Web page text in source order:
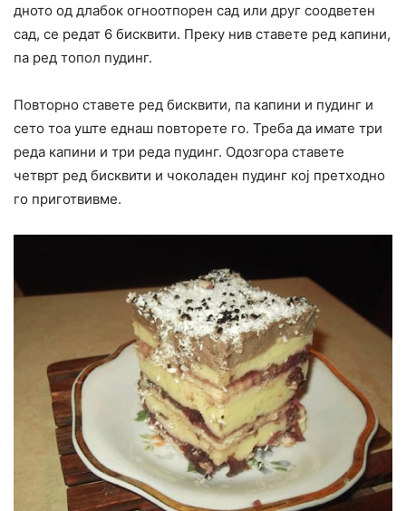
дното од длабок огноотпорен сад или друг соодветен
сад, се редат 6 бисквити. Преку нив ставете ред капини,
па ред топол пудинг.
Повторно ставете ред бисквити, па капини и пудинг и
сето тоа уште еднаш повторете го. Треба да имате три
реда капини и три реда пудинг. Одозгора ставете
четврт ред бисквити и чоколаден пудинг кој претходно
го приготвивме.